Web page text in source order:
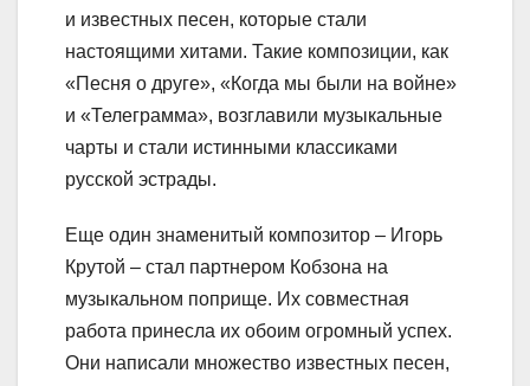
и известных песен, которые стали
настоящими хитами. Такие композиции, как
«Песня о друге», «Когда мы были на войне»
и «Телеграмма», возглавили музыкальные
чарты и стали истинными классиками
русской эстрады.
Еще один знаменитый композитор – Игорь
Крутой – стал партнером Кобзона на
музыкальном поприще. Их совместная
работа принесла их обоим огромный успех.
Они написали множество известных песен,